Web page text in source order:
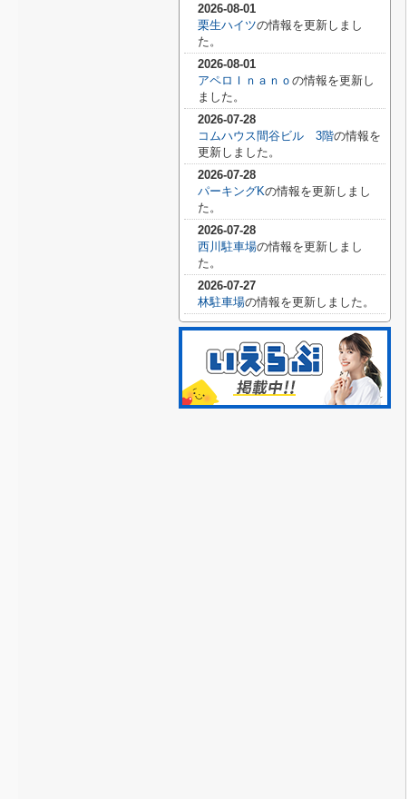
2026-08-01
栗生ハイツの情報を更新しまし
た。
2026-08-01
アペロＩｎａｎｏ の情報を更新し
ました。
2026-07-28
コムハウス間谷ビル 3階の情報を
更新しました。
2026-07-28
パーキングKの情報を更新しまし
た。
2026-07-28
西川駐車場の情報を更新しまし
た。
2026-07-27
林駐車場の情報を更新しました。